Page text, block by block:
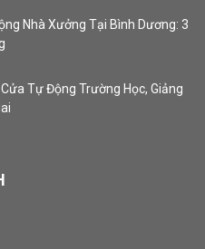
Nhà Xưởng Tại Bình Dương: 3
Tự Động Trường Học, Giảng